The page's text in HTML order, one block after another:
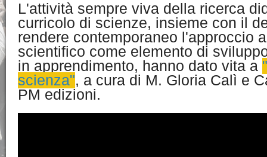
L'attività sempre viva della ricerca
curricolo di scienze, insieme con il
rendere contemporaneo l'approccio
scientifico come elemento di
in apprendimento, hanno dato vita a
scienza", a cura di M. Gloria Calì e
PM edizioni.